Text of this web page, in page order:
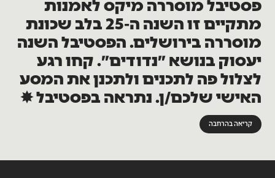
פסטיבל מוסררה מיקס לאמנות
מתקיים זו השנה ה-25 בלב שכונת
מוסררה בירושלים. הפסטיבל השנה
יעסוק בנושא ״נדודים״. קחו רגע
לצלול פה לתכנים ולתכנן את המסע
האישי שלכם/ן. נתראה בפסטיבל ✸
קריאה בהרחבה